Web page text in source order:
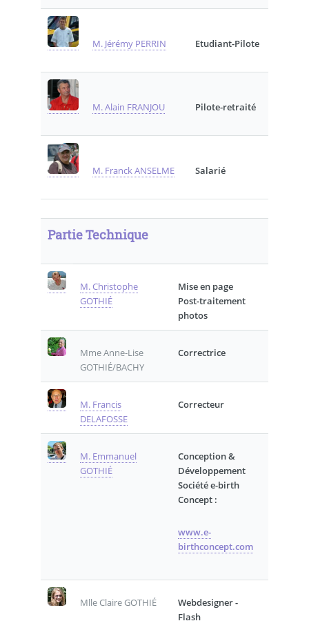
M. Jérémy PERRIN Etudiant-Pilote
M. Alain FRANJOU Pilote-retraité
M. Franck ANSELME Salarié
Partie Technique
M. Christophe
GOTHIÉ
Mise en page
Post-traitement
photos
Mme Anne-Lise
GOTHIÉ/BACHY
Correctrice
M. Francis
DELAFOSSE
Correcteur
M. Emmanuel
GOTHIÉ
Conception &
Développement
Société e-birth
Concept :
www.e-
birthconcept.com
Mlle Claire GOTHIÉ
Webdesigner -
Flash